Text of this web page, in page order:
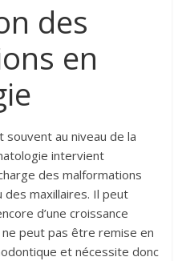
des
en
au niveau de la
intervient
des malformations
des maxillaires. Il peut
d’une croissance
peut pas être remise en
et nécessite donc